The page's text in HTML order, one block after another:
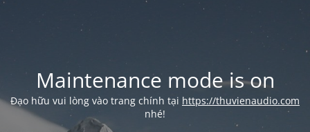
Maintenance mode is on
Đạo hữu vui lòng vào trang chính tại https://thuvienaudio.com
nhé!